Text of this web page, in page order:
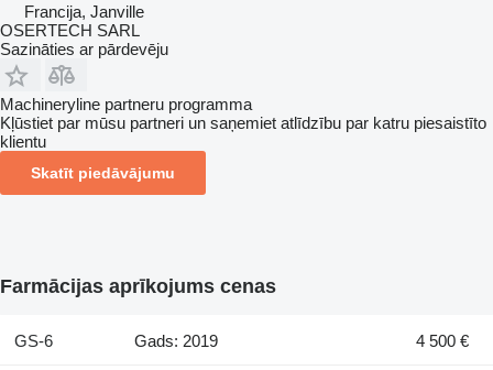
Francija, Janville
OSERTECH SARL
Sazināties ar pārdevēju
Machineryline partneru programma
Kļūstiet par mūsu partneri un saņemiet atlīdzību par katru piesaistīto
klientu
Skatīt piedāvājumu
Farmācijas aprīkojums cenas
GS-6 Gads: 2019 4 500 €